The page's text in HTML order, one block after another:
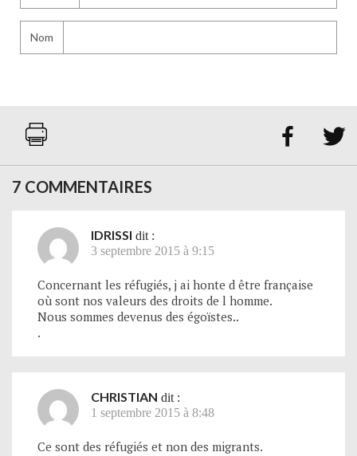
Nom
 
7 COMMENTAIRES
IDRISSI dit :
3 septembre 2015 à 9:15
Concernant les réfugiés, j ai honte d être française
où sont nos valeurs des droits de l homme.
Nous sommes devenus des égoïstes..
.
CHRISTIAN dit :
1 septembre 2015 à 8:48
Ce sont des réfugiés et non des migrants.